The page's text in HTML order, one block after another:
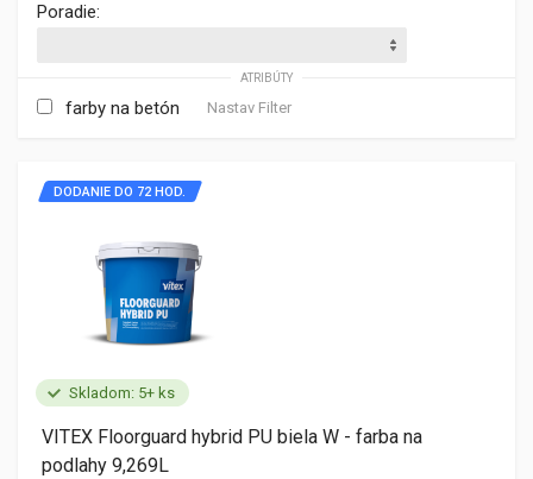
Poradie:
ATRIBÚTY
farby na betón Nastav Filter
Skladom: 5+ ks
DODANIE DO 72 HOD.
VITEX Floorguard hybrid PU biela W - farba na
podlahy 9,269L